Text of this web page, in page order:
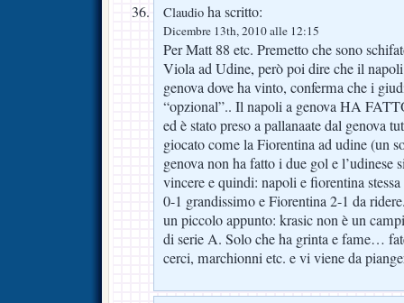
Claudio ha scritto:
Dicembre 13th, 2010 alle 12:15
Per Matt 88 etc. Premetto che sono
Viola ad Udine, però poi dire che il
genova dove ha vinto, conferma che i
“opzional”.. Il napoli a genova HA
ed è stato preso a pallanaate dal genova
giocato come la Fiorentina ad udine (un
genova non ha fatto i due gol e l’udinese
vincere e quindi: napoli e fiorentina
0-1 grandissimo e Fiorentina 2-1 da
un piccolo appunto: krasic non è un
di serie A. Solo che ha grinta e fame…
cerci, marchionni etc. e vi viene da